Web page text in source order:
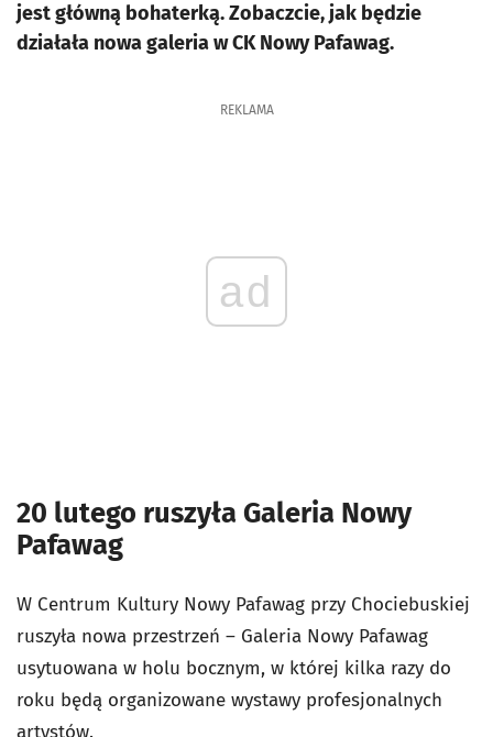
jest główną bohaterką. Zobaczcie, jak będzie
działała nowa galeria w CK Nowy Pafawag.
REKLAMA
ad
20 lutego ruszyła Galeria Nowy
Pafawag
W Centrum Kultury Nowy Pafawag przy Chociebuskiej
ruszyła nowa przestrzeń – Galeria Nowy Pafawag
usytuowana w holu bocznym, w której kilka razy do
roku będą organizowane wystawy profesjonalnych
artystów.